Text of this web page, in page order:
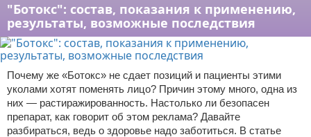
"Ботокс": состав, показания к применению,
результаты, возможные последствия
Почему же «Ботокс» не сдает позиций и пациенты этими
уколами хотят поменять лицо? Причин этому много, одна из
них — растиражированность. Настолько ли безопасен
препарат, как говорит об этом реклама? Давайте
разбираться, ведь о здоровье надо заботиться. В статье